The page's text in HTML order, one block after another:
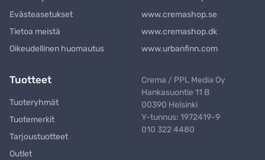
Evästeasetukset
Tietoa meistä
Oikeudellinen huomautus
www.cremashop.se
www.cremashop.dk
www.urbanfinn.com
Tuotteet
Tuoteryhmät
Tuotemerkit
Tarjoustuotteet
Outlet
Crema / PPL Media Oy
Hankasuontie 11 B
00390 Helsinki
Y-tunnus: 1972419-9
010 322 4480